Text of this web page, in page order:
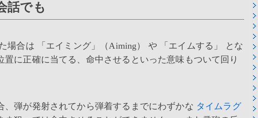
話でも
合は 「エイミング」（Aiming） や 「エイムする」 とな
に正確に当てる、命中させるといった意味もついて回り
弾が発射されてから弾着するまでにわずかな タイムラグ